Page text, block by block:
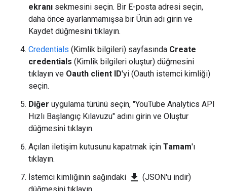
ekranı sekmesini seçin. Bir E-posta adresi seçin,
daha önce ayarlanmamışsa bir Ürün adı girin ve
Kaydet düğmesini tıklayın.
Credentials (Kimlik bilgileri) sayfasında Create
credentials (Kimlik bilgileri oluştur) düğmesini
tıklayın ve Oauth client ID'yi (Oauth istemci kimliği)
seçin.
Diğer uygulama türünü seçin, "YouTube Analytics API
Hızlı Başlangıç Kılavuzu" adını girin ve Oluştur
düğmesini tıklayın.
Açılan iletişim kutusunu kapatmak için Tamam'ı
tıklayın.
İstemci kimliğinin sağındaki file_download (JSON'u indir)